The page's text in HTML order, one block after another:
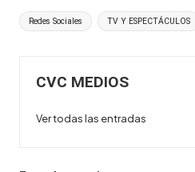
Etiquetas:
Redes Sociales TV Y ESPECTÁCULOS
CVC MEDIOS
Ver todas las entradas